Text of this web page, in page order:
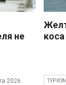
не
2026
коса
ТУРИЗМ